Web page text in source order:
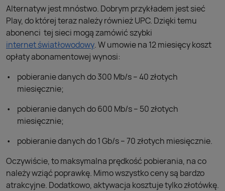
Alternatyw jest mnóstwo. Dobrym przykładem jest sieć
Play, do której teraz należy również UPC. Dzięki temu
abonenci tej sieci mogą zamówić szybki
internet światłowodowy. W umowie na 12 miesięcy koszt
opłaty abonamentowej wynosi:
pobieranie danych do 300 Mb/s – 40 złotych
miesięcznie;
pobieranie danych do 600 Mb/s – 50 złotych
miesięcznie;
pobieranie danych do 1 Gb/s – 70 złotych miesięcznie.
Oczywiście, to maksymalna prędkość pobierania, na co
należy wziąć poprawkę. Mimo wszystko ceny są bardzo
atrakcyjne. Dodatkowo, aktywacja kosztuje tylko złotówkę.